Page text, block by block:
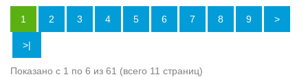
1 2 3 4 5 6 7 8 9 >
>|
Показано с 1 по 6 из 61 (всего 11 страниц)